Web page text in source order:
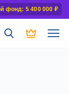
фонд: 5 400 000 ₽